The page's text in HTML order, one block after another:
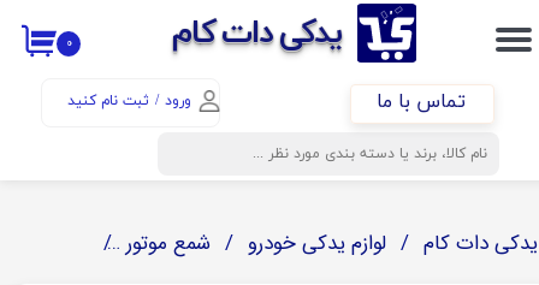
​​یدکی دات کام
ورود / ثبت نام کنید
حساب کاربری من
تغییر گذر واژه
سفارشات
۰
تماس با ما
یدکی دات کام لوازم یدکی خودرو شمع موتور